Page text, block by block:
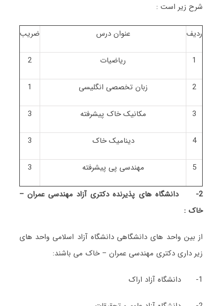
شرح زیر است :
ردیف عنوان درس ضریب
1 ریاضیات 2
2 زبان تخصصی انگلیسی 1
3 مکانیک خاک پیشرفته 3
4 دینامیک خاک 3
5 مهندسی پی پیشرفته 3
2-
دانشگاه های پذیرنده دکتری آزاد مهندسی عمران –
خاک :
از بین واحد های دانشگاهی دانشگاه آزاد اسلامی واحد های
زیر داری دکتری مهندسی عمران – خاک می باشند:
1- دانشگاه آزاد اراک